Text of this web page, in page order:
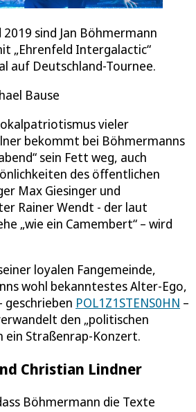
2019 sind Jan Böhmermann
„Ehrenfeld Intergalactic“
auf Deutschland-Tournee.
Bause
vieler
bekommt bei Böhmermanns
sein Fett weg, auch
des öffentlichen
Max Giesinger und
Rainer Wendt - der laut
„wie ein Camembert“ – wird
loyalen Fangemeinde,
wohl bekanntestes Alter-Ego,
geschrieben POL1Z1STENS0HN –
den „politischen
ein Straßenrap-Konzert.
Christian Lindner
Böhmermann die Texte